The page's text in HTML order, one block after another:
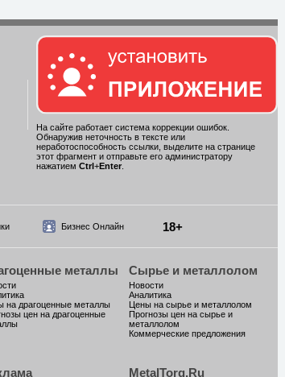
На сайте работает система коррекции ошибок.
Обнаружив неточность в тексте или
неработоспособность ссылки, выделите на странице
этот фрагмент и отправьте его администратору
нажатием Ctrl +Enter.
Бизнес Онлайн 18+
металлы
на драгоценные металлы
цен на драгоценные
Сырье и металлолом
Новости
Аналитика
Цены на сырье и металлолом
Прогнозы цен на сырье и
металлолом
Коммерческие предложения
MetalTorg.Ru